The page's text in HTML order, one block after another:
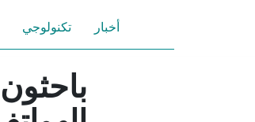
أخبار تكنولوجي